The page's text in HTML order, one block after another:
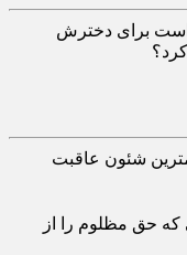
برای دخترش
شئون عاقبت
که حق مظلوم را از